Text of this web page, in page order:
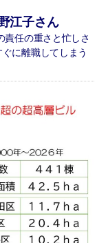
江子さん
任の重さと忙しさ
に離職してしまう